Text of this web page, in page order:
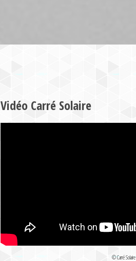
Vidéo Carré Solaire
© Carré Solaire